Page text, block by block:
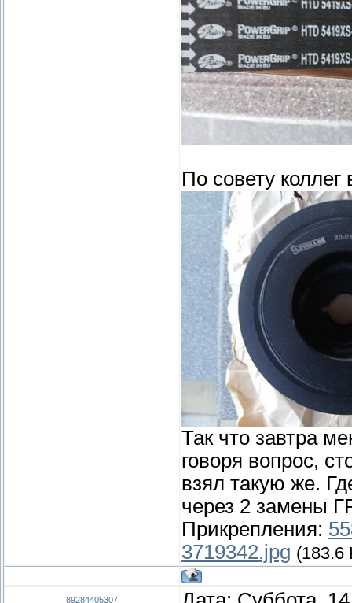
По совету коллег
Так что завтра
говоря вопрос,
взял такую же.
через 2 замены
Прикрепления:
3719342.jpg (183.6
89284405307